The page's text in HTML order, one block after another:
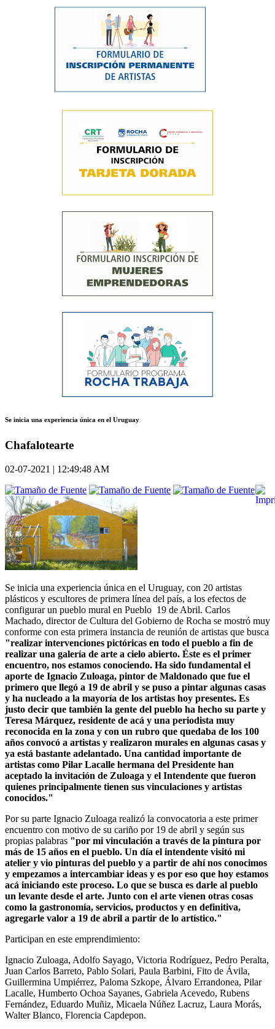
Se inicia una experiencia única en el Uruguay
Chafalotearte
02-07-2021 | 12:49:48 AM
Se inicia una experiencia única en el Uruguay, con 20 artistas
plásticos y escultores de primera línea del país, a los efectos de
configurar un pueblo mural en Pueblo 19 de Abril. Carlos
Machado, director de Cultura del Gobierno de Rocha se mostró muy
conforme con esta primera instancia de reunión de artistas que busca
"realizar intervenciones pictóricas en todo el pueblo a fin de
realizar una galería de arte a cielo abierto. Éste es el primer
encuentro, nos estamos conociendo. Ha sido fundamental el
aporte de Ignacio Zuloaga, pintor de Maldonado que fue el
primero que llegó a 19 de abril y se puso a pintar algunas casas
y ha nucleado a la mayoría de los artistas hoy presentes. Es
justo decir que también la gente del pueblo ha hecho su parte y
Teresa Márquez, residente de acá y una periodista muy
reconocida en la zona y con un rubro que quedaba de los 100
años convocó a artistas y realizaron murales en algunas casas y
ya está bastante adelantado. Una cantidad importante de
artistas como Pilar Lacalle hermana del Presidente han
aceptado la invitación de Zuloaga y el Intendente que fueron
quienes principalmente tienen sus vinculaciones y artistas
conocidos."
Por su parte Ignacio Zuloaga realizó la convocatoria a este primer
encuentro con motivo de su cariño por 19 de abril y según sus
propias palabras "por mi vinculación a través de la pintura por
más de 15 años en el pueblo. Un día el intendente visitó mi
atelier y vio pinturas del pueblo y a partir de ahí nos conocimos
y empezamos a intercambiar ideas y es por eso que hoy estamos
acá iniciando este proceso. Lo que se busca es darle al pueblo
un levante desde el arte. Junto con el arte vienen otras cosas
como la gastronomía, servicios, productos y en definitiva,
agregarle valor a 19 de abril a partir de lo artístico."
Participan en este emprendimiento:
Ignacio Zuloaga, Adolfo Sayago, Victoria Rodríguez, Pedro Peralta,
Juan Carlos Barreto, Pablo Solari, Paula Barbini, Fito de Ávila,
Guillermina Umpiérrez, Paloma Szkope, Álvaro Errandonea, Pilar
Lacalle, Humberto Ochoa Sayanes, Gabriela Acevedo, Rubens
Fernández, Eduardo Muñiz, Micaela Núñez Lacruz, Laura Morás,
Walter Blanco, Florencia Capdepon.